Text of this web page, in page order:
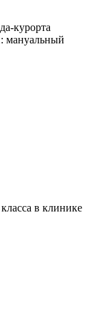
курорта
мануальный
в клинике